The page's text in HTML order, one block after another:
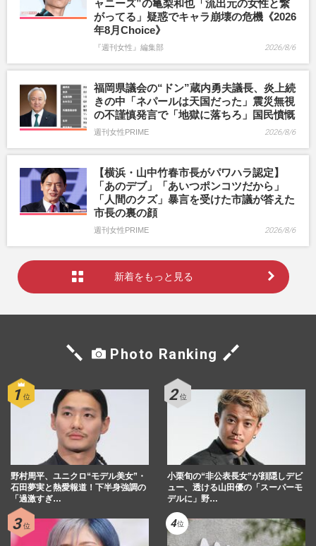
ャニーズ”の亀梨和也「流出元の女性と繋
がってる」疑惑でキャラ崩壊の危機《2026
年8月Choice》
『週刊女性』編集部 2026/8/6
福岡県議会の“ドン”蔵内勇夫議長、炎上続
きの中「ネパールは天国だった」震災無視
の不謹慎発言で「地獄に落ちろ」国民憤慨
週刊女性PRIME 2026/8/6
【横浜・山中竹春市長がパワハラ認定】
「あのデブ」「あいつポンコツだから」
「人間のクズ」暴言を受けた市議が答えた
市長の裏の顔
週刊女性PRIME 2026/8/6
新着をもっと見る
Photo Ranking
野村周平、ユニクロ“モデル美女”・
石田夢実と熱愛報道！下半身強調の
「過激すぎ…
小栗旬の“非公表長女”が顔隠しデビ
ュー、透ける山田優の「スーパーモ
デルに」野…